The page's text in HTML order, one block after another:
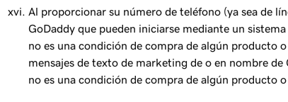
Al proporcionar su número de teléfono (ya sea de
GoDaddy que pueden iniciarse mediante un
no es una condición de compra de algún producto
mensajes de texto de marketing de o en nombre
no es una condición de compra de algún producto